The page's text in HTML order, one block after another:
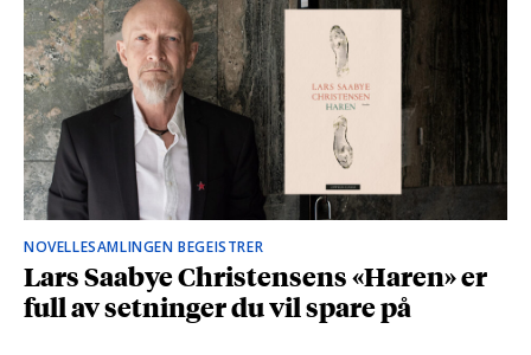
NOVELLESAMLINGEN BEGEISTRER
Lars Saabye Christensens «Haren» er
full av setninger du vil spare på